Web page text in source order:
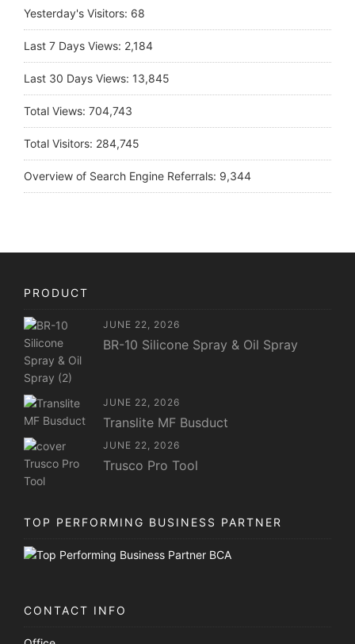
Yesterday's Visitors: 68
Last 7 Days Views: 2,184
Last 30 Days Views: 13,845
Total Views: 704,743
Total Visitors: 284,745
Overview of Search Engine Referrals: 9,344
PRODUCT
JUNE 22, 2026
BR-10 Silicone Spray & Oil Spray
JUNE 22, 2026
Translite MF Busduct
JUNE 22, 2026
Trusco Pro Tool
TOP PERFORMING BUSINESS PARTNER
CONTACT INFO